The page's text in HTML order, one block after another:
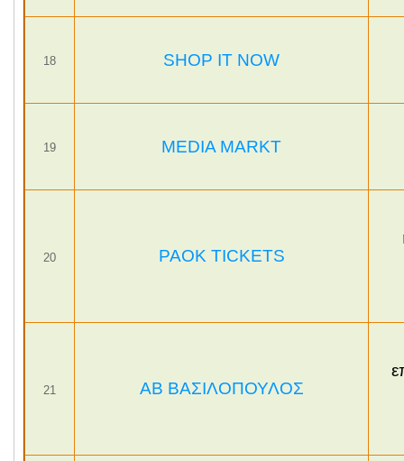
18 SHOP IT NOW
19 MEDIA MARKT
20 PAOK TICKETS
21 ΑΒ ΒΑΣΙΛΟΠΟΥΛΟΣ